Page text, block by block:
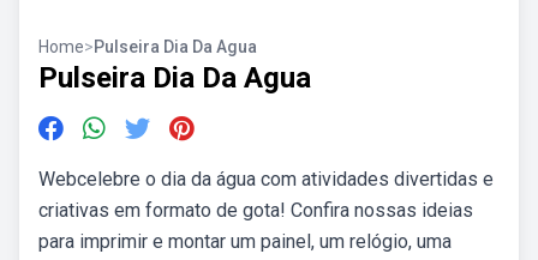
Home>Pulseira Dia Da Agua
Pulseira Dia Da Agua
Webcelebre o dia da água com atividades divertidas e
criativas em formato de gota! Confira nossas ideias
para imprimir e montar um painel, um relógio, uma